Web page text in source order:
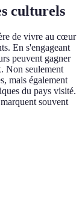
culturels
de vivre au cœur
En s'engageant
peuvent gagner
Non seulement
mais également
du pays visité.
souvent